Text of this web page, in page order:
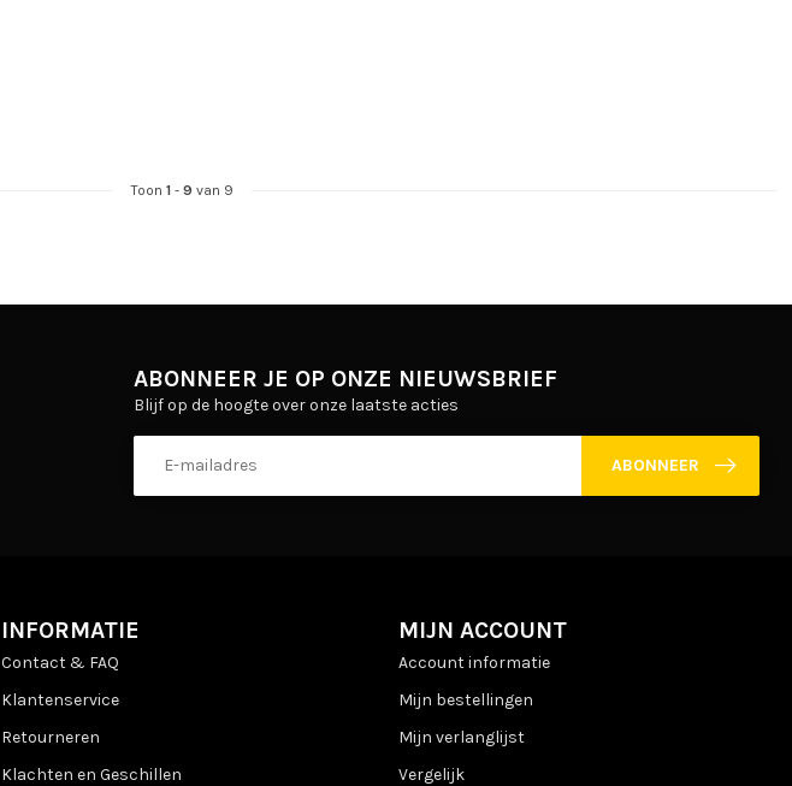
Toon 1- 9 van 9
ABONNEER JE OP ONZE NIEUWSBRIEF
Blijf op de hoogte over onze laatste acties
ABONNEER
INFORMATIE
Contact & FAQ
Klantenservice
Retourneren
Klachten en Geschillen
MIJN ACCOUNT
Account informatie
Mijn bestellingen
Mijn verlanglijst
Vergelijk